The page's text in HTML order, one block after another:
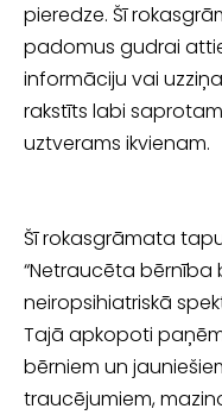
pieredze. Šī
padomus gudrai
informāciju vai
rakstīts labi
uztverams ikvienam.
Šī rokasgrāmata
“Netraucēta bērnība
neiropsihiatriskā
Tajā apkopoti
bērniem un
traucējumiem,